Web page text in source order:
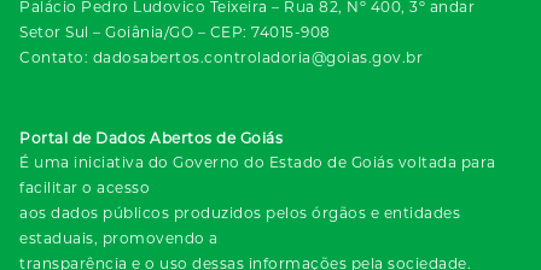
Palácio Pedro Ludovico Teixeira – Rua 82, Nº 400, 3º andar
Setor Sul – Goiânia/GO – CEP: 74015-908
Contato: dadosabertos.controladoria@goias.gov.br
Portal de Dados Abertos de Goiás
É uma iniciativa do Governo do Estado de Goiás voltada para
facilitar o acesso
aos dados públicos produzidos pelos órgãos e entidades
estaduais, promovendo a
transparência e o uso dessas informações pela sociedade.